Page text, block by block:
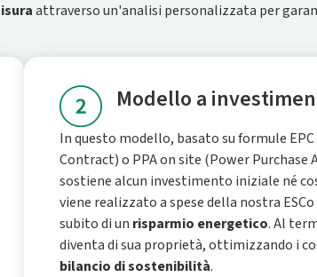
attraverso un'analisi personalizzata per
Modello a
In questo modello, basato su formule
Contract) o PPA on site (Power
sostiene alcun investimento iniziale né
viene realizzato a spese della nostra
subito di un risparmio energetico. Al
diventa di sua proprietà, ottimizzando i
bilancio di sostenibilità.